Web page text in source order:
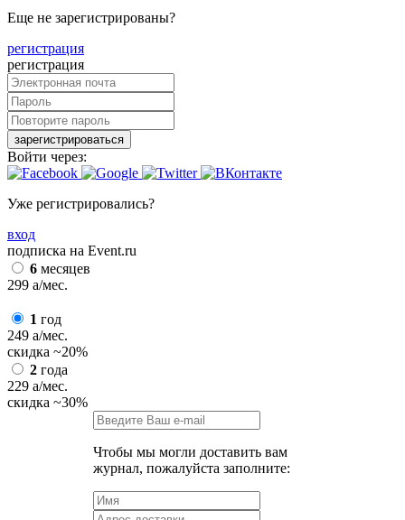
Еще не зарегистрированы?
регистрация
регистрация
зарегистрироваться
Войти через:
Уже регистрировались?
вход
подписка на Event.ru
6 месяцев
299 a/мес.
1 год
249 a/мес.
скидка ~20%
2 года
229 a/мес.
скидка ~30%
Чтобы мы могли доставить вам
журнал, пожалуйста заполните: